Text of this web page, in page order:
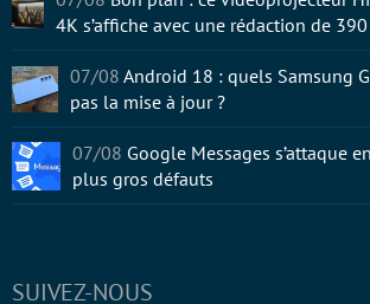
SUIVEZ-NOUS
4K s’affiche avec une rédaction de
07/08 Android 18 : quels Samsung
pas la mise à jour ?
07/08 Google Messages s’attaque
plus gros défauts